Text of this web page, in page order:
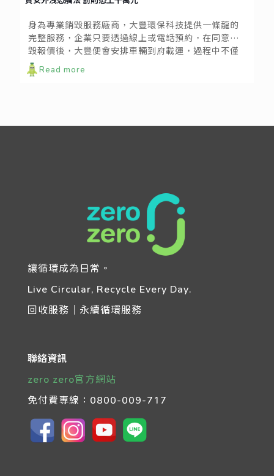
身為專業銷毀服務廠商，大豐環保科技提供一條龍的
完整服務，企業只要透過線上或電話預約，在同意銷
毀報價後，大豐便會安排車輛到府載運，過程中不僅
以嚴謹封閉式銷毀監控流程管理，使運送、銷毀過程
中不會有任何人接觸到銷毀物，整個銷毀過程也能有
Read more
讓循環成為日常。
Live Circular, Recycle Every Day.
回收服務｜永續循環服務
聯絡資訊
zero zero官方網站
免付費專線： 0800-009-717